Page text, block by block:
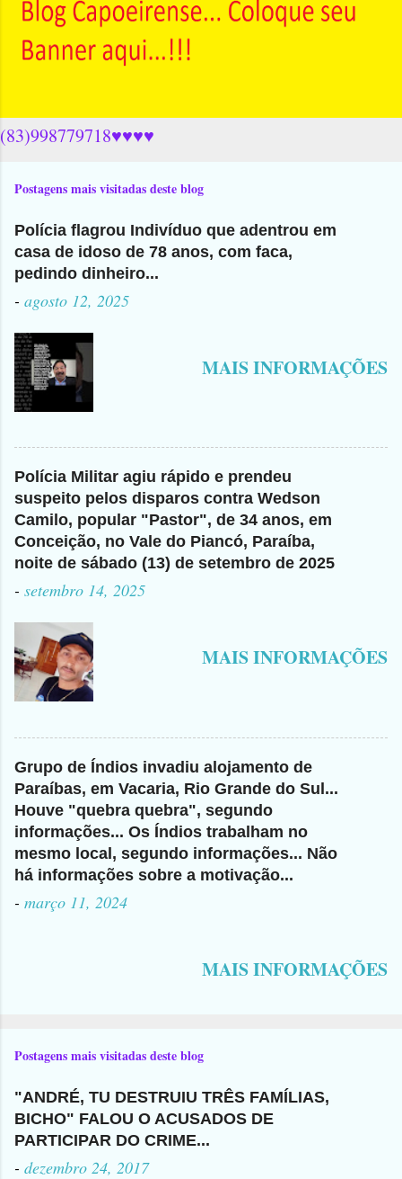
(83)998779718♥♥♥♥
Postagens mais visitadas deste blog
Polícia flagrou Indivíduo que adentrou em
casa de idoso de 78 anos, com faca,
pedindo dinheiro...
- agosto 12, 2025
MAIS INFORMAÇÕES
Polícia Militar agiu rápido e prendeu
suspeito pelos disparos contra Wedson
Camilo, popular "Pastor", de 34 anos, em
Conceição, no Vale do Piancó, Paraíba,
noite de sábado (13) de setembro de 2025
- setembro 14, 2025
MAIS INFORMAÇÕES
Grupo de Índios invadiu alojamento de
Paraíbas, em Vacaria, Rio Grande do Sul...
Houve "quebra quebra", segundo
informações... Os Índios trabalham no
mesmo local, segundo informações... Não
há informações sobre a motivação...
- março 11, 2024
MAIS INFORMAÇÕES
Postagens mais visitadas deste blog
"ANDRÉ, TU DESTRUIU TRÊS FAMÍLIAS,
BICHO" FALOU O ACUSADOS DE
PARTICIPAR DO CRIME...
- dezembro 24, 2017